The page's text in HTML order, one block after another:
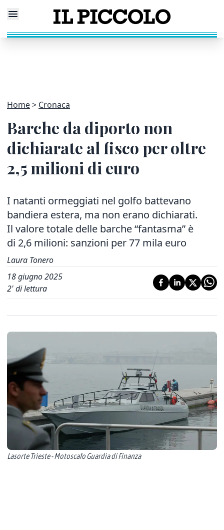
Home Cronaca
Barche da diporto non
dichiarate al fisco per oltre
2,5 milioni di euro
I natanti ormeggiati nel golfo battevano
bandiera estera, ma non erano dichiarati.
Il valore totale delle barche “fantasma” è
di 2,6 milioni: sanzioni per 77 mila euro
Laura Tonero
18 giugno 2025
2' di lettura
Lasorte Trieste - Motoscafo Guardia di Finanza